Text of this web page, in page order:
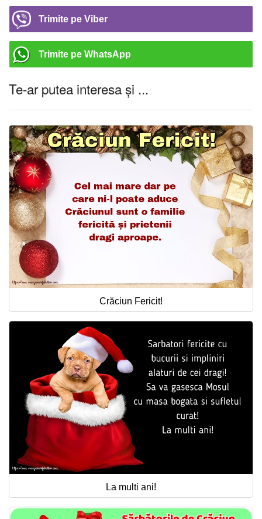
Trimite pe Viber
Trimite pe WhatsApp
Te-ar putea interesa și ...
Crăciun Fericit!
La multi ani!